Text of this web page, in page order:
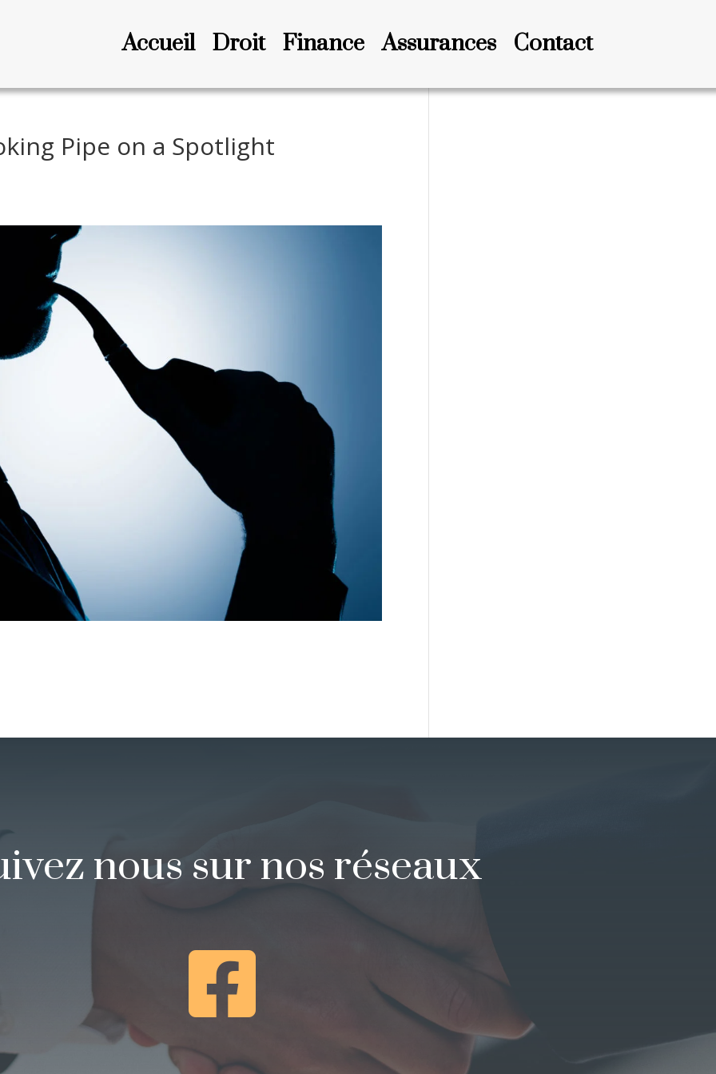
Accueil Droit Finance Assurances Contact
Pipe on a Spotlight
nous sur nos réseaux
